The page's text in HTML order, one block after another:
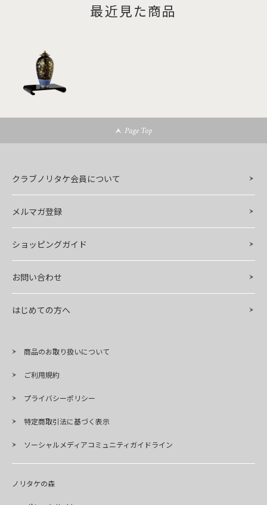
最近見た商品
Page Top
クラブノリタケ会員について
メルマガ登録
ショッピングガイド
お問い合わせ
はじめての方へ
商品のお取り扱いについて
ご利用規約
プライバシーポリシー
特定商取引法に基づく表示
ソーシャルメディアコミュニティガイドライン
ノリタケの森